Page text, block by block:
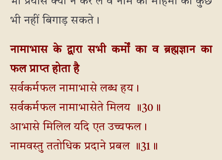
भी नहीं बिगाड़ सकते।
नामाभास के द्वारा सभी कर्मों का व ब्रह्मज्ञान का
फल प्राप्त होता है
सर्वकर्मफल नामाभासे लब्ध हय।
सर्वकर्मफल नामाभासेते मिलय ॥30॥
आभासे मिलिल यदि एत उच्चफल।
नामवस्तु ततोधिक प्रदाने प्रबल ॥31॥